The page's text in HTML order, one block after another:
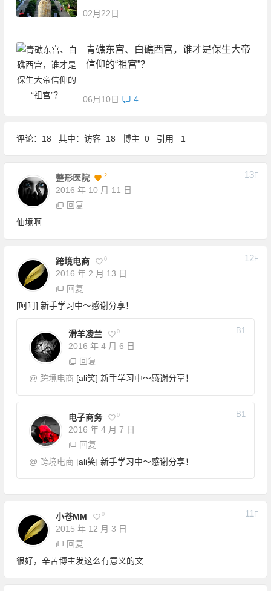
02月22日
青礁东宫、白礁西宫，谁才是保生大帝
信仰的“祖宫”？
06月10日 4
评论：18 其中：访客 18 博主 0 引用 1
整形医院 2
2016 年 10 月 11 日
13F
回复
仙境啊
跨境电商 0
2016 年 2 月 13 日
12F
回复
[呵呵] 新手学习中～感谢分享！
滑羊凌兰 0
2016 年 4 月 6 日
B1
回复
@ 跨境电商 [ali笑] 新手学习中～感谢分享！
电子商务 0
2016 年 4 月 7 日
B1
回复
@ 跨境电商 [ali笑] 新手学习中～感谢分享！
小苍MM 0
2015 年 12 月 3 日
11F
回复
很好，辛苦博主发这么有意义的文